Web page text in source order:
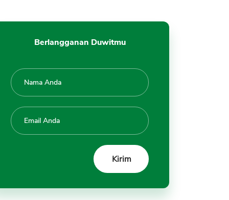
5. Biaya Fee Transaksi
A. CoinGecko
C. Defilama TVL
Mengelola Resiko Investasi
Crypto
A. Diversifikasi Portfolio
B. Diversifikasi Exchange
D. Exchange Terdaftar Resmi
Berlangganan Duwitmu